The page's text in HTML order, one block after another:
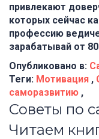
привлекают
которых сейчас
профессию
зарабатывай от
Опубликовано в:
Теги: Мотивация ,
саморазвитию ,
Советы по
Читаем